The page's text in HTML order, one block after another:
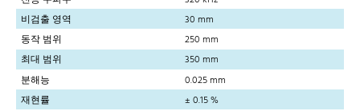
비검출 영역
30 mm
동작 범위
250 mm
최대 범위
350 mm
분해능
0.025 mm
재현률
± 0.15 %